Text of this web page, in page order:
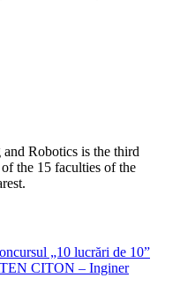
Robotics is the third
the 15 faculties of the
„10 lucrări de 10”
CITON – Inginer